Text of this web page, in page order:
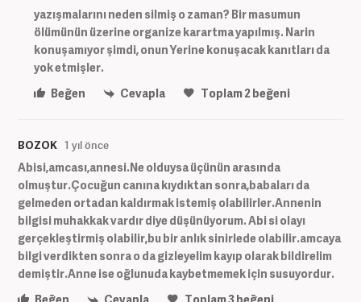
yazışmalarını neden silmiş o zaman? Bir masumun
ölümünün üzerine organize karartma yapılmış. Narin
konuşamıyor şimdi, onun Yerine konuşacak kanıtları da
yok etmişler.
Beğen
Cevapla Toplam2beğeni
BOZOK 1 yıl önce
Abisi,amcası,annesi.Ne olduysa üçünün arasında
olmuştur.Çocuğun canına kıydıktan sonra,babaları da
gelmeden ortadan kaldırmak istemiş olabilirler.Annenin
bilgisi muhakkak vardır diye düşünüyorum. Abi si olayı
gerçekleştirmiş olabilir,bu bir anlık sinirlede olabilir.amcaya
bilgi verdikten sonra o da gizleyelim kayıp olarak bildirelim
demiştir.Anne ise oğlunuda kaybetmemek için susuyordur.